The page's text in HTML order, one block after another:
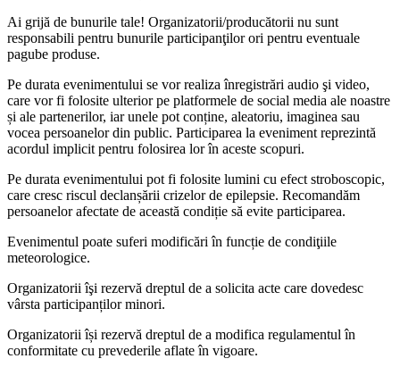
Ai grijă de bunurile tale! Organizatorii/producătorii nu sunt
responsabili pentru bunurile participanţilor ori pentru eventuale
pagube produse.
Pe durata evenimentului se vor realiza înregistrări audio şi video,
care vor fi folosite ulterior pe platformele de social media ale noastre
și ale partenerilor, iar unele pot conține, aleatoriu, imaginea sau
vocea persoanelor din public. Participarea la eveniment reprezintă
acordul implicit pentru folosirea lor în aceste scopuri.
Pe durata evenimentului pot fi folosite lumini cu efect stroboscopic,
care cresc riscul declanșării crizelor de epilepsie. Recomandăm
persoanelor afectate de această condiție să evite participarea.
Evenimentul poate suferi modificări în funcție de condiţiile
meteorologice.
Organizatorii îşi rezervă dreptul de a solicita acte care dovedesc
vârsta participanților minori.
Organizatorii își rezervă dreptul de a modifica regulamentul în
conformitate cu prevederile aflate în vigoare.